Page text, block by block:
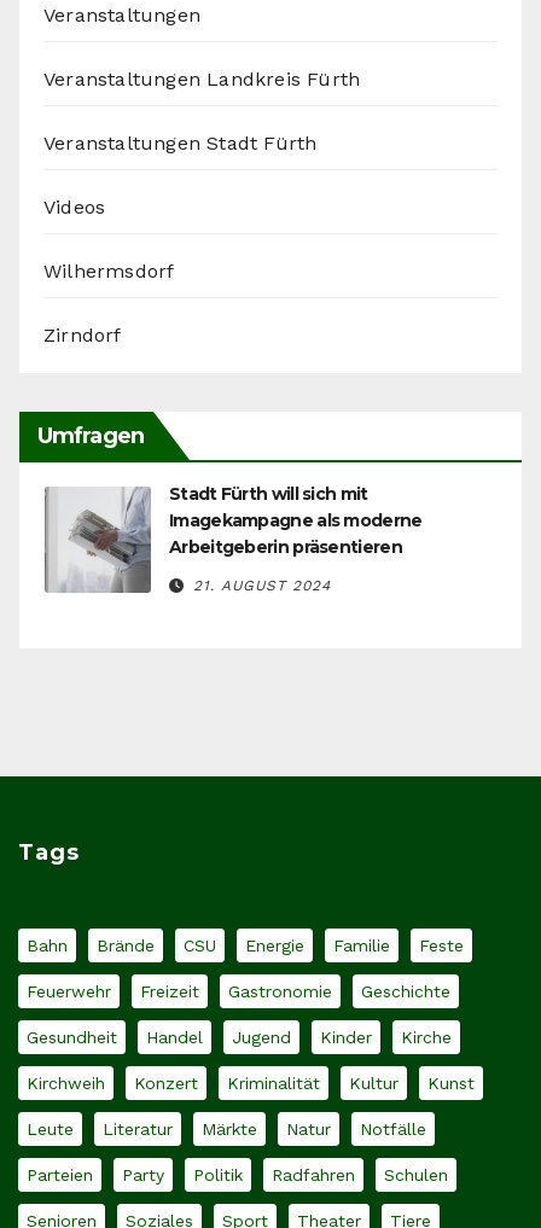
Veranstaltungen
Veranstaltungen Landkreis Fürth
Veranstaltungen Stadt Fürth
Videos
Wilhermsdorf
Zirndorf
Umfragen
Stadt Fürth will sich mit
Imagekampagne als moderne
Arbeitgeberin präsentieren
21. AUGUST 2024
Tags
Bahn Brände CSU Energie Familie Feste
Feuerwehr Freizeit Gastronomie Geschichte
Gesundheit Handel Jugend Kinder Kirche
Kirchweih Konzert Kriminalität Kultur Kunst
Leute Literatur Märkte Natur Notfälle
Parteien Party Politik Radfahren Schulen
Senioren Soziales Sport Theater Tiere